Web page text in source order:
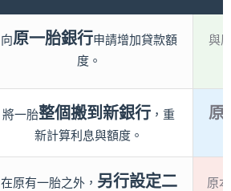
向原一胎銀行申請增加貸款額
度。
與
將一胎整個搬到新銀行 ，重
新計算利息與額度。
原
在原有一胎之外， 另行設定二
原本